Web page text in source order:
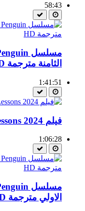
58:43
الثامنة مترجمة HD
1:41:51
فيلم The Penguin Lessons 2024 مترجم كامل HD
1:06:28
الاولي مترجمة HD